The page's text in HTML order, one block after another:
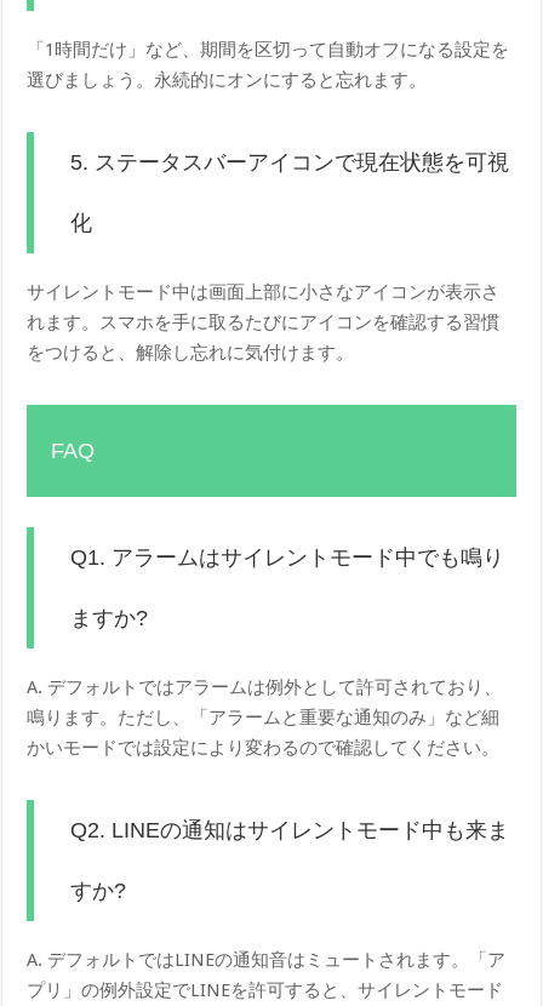
「1時間だけ」など、期間を区切って自動オフになる設定を
選びましょう。永続的にオンにすると忘れます。
5. ステータスバーアイコンで現在状態を可視
化
サイレントモード中は画面上部に小さなアイコンが表示さ
れます。スマホを手に取るたびにアイコンを確認する習慣
をつけると、解除し忘れに気付けます。
FAQ
Q1. アラームはサイレントモード中でも鳴り
ますか?
A. デフォルトではアラームは例外として許可されており、
鳴ります。ただし、「アラームと重要な通知のみ」など細
かいモードでは設定により変わるので確認してください。
Q2. LINEの通知はサイレントモード中も来ま
すか?
A. デフォルトではLINEの通知音はミュートされます。「ア
プリ」の例外設定でLINEを許可すると、サイレントモード